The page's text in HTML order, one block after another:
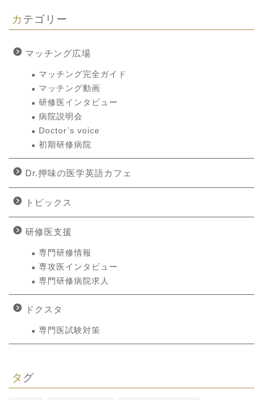
カテゴリー
マッチング広場
マッチング完全ガイド
マッチング動画
研修医インタビュー
病院説明会
Doctor’s voice
初期研修病院
Dr.押味の医学英語カフェ
トピックス
研修医支援
専門研修情報
専攻医インタビュー
専門研修病院求人
ドクスタ
専門医試験対策
タグ